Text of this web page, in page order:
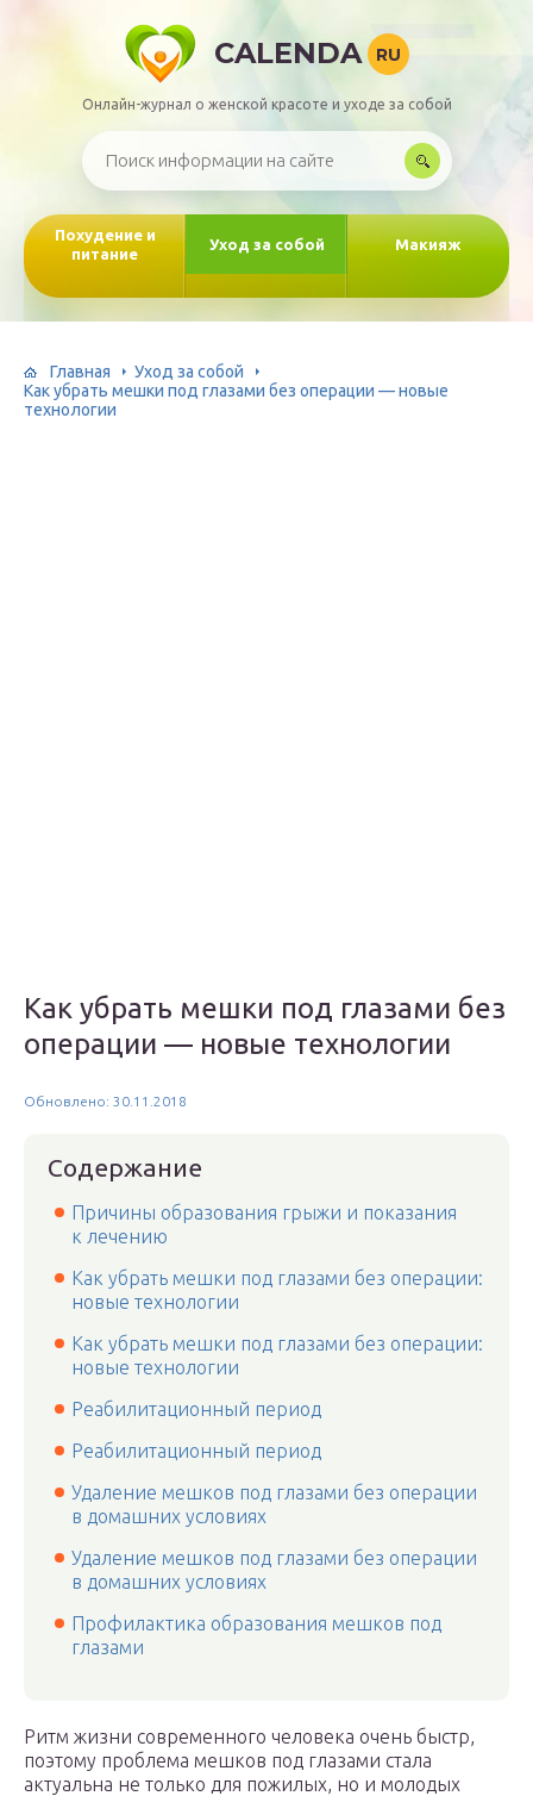
CALENDA RU
Онлайн-журнал о женской красоте и уходе за собой
Похудение и
питание
Уход за собой Макияж
Главная
Уход за собой
Как убрать мешки под глазами без операции — новые
технологии
Как убрать мешки под глазами без
операции — новые технологии
Обновлено: 30.11.2018
Содержание
Причины образования грыжи и показания
к лечению
Как убрать мешки под глазами без операции:
новые технологии
Как убрать мешки под глазами без операции:
новые технологии
Реабилитационный период
Реабилитационный период
Удаление мешков под глазами без операции
в домашних условиях
Удаление мешков под глазами без операции
в домашних условиях
Профилактика образования мешков под
глазами
Ритм жизни современного человека очень быстр,
поэтому проблема мешков под глазами стала
актуальна не только для пожилых, но и молодых